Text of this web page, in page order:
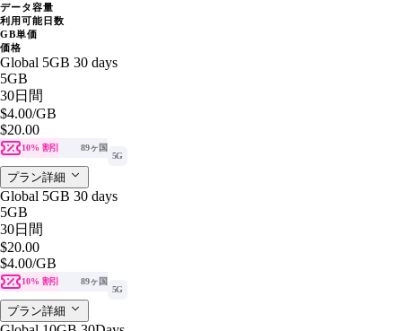
データ容量
利用可能日数
GB単価
価格
Global 5GB 30 days
5GB
30日間
$4.00/GB
$20.00
10% 割引
89ヶ国
5G
プラン詳細
Global 5GB 30 days
5GB
30日間
$20.00
$4.00/GB
10% 割引
89ヶ国
5G
プラン詳細